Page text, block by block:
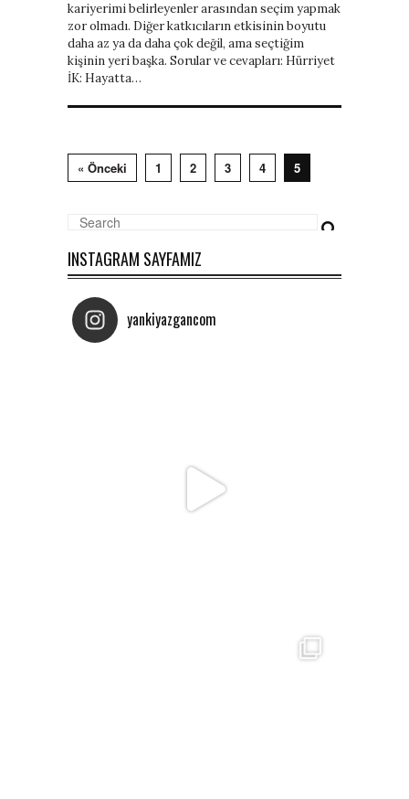
kariyerimi belirleyenler arasından seçim yapmak
zor olmadı. Diğer katkıcıların etkisinin boyutu
daha az ya da daha çok değil, ama seçtiğim
kişinin yeri başka. Sorular ve cevapları: Hürriyet
İK: Hayatta…
« Önceki 1 2 3 4 5
INSTAGRAM SAYFAMIZ
yankiyazgancom